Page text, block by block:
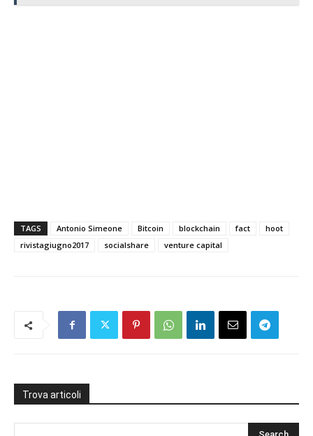
TAGS Antonio Simeone Bitcoin blockchain fact
hoot
rivistagiugno2017
socialshare venture capital
Trova articoli